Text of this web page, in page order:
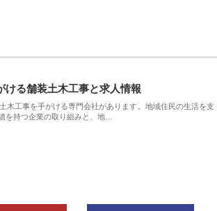
ける舗装土木工事と求人情報
木工事を手がける専門会社があります。地域住民の生活を支
を持つ企業の取り組みと、地…